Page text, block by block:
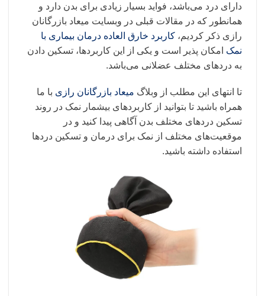
دارای درد می‌باشد، فواید بسیار زیادی برای بدن دارد و
همانطور که در مقالات قبلی در وبسایت میعاد بازرگانان
رازی ذکر کردیم، کاربرد خارق‌‌ العاده‌ درمان بیماری با
نمک امکان پذیر است و یکی از این کاربردها، تسکین دادن
به دردهای مختلف عضلانی می‌باشد.
تا انتهای این مطلب از وبلاگ میعاد بازرگانان رازی با ما
همراه باشید تا بتوانید از کاربردهای بیشمار نمک در روند
تسکین دردهای مختلف بدن آگاهی پیدا کنید و در
موقعیت‌های مختلف از نمک برای درمان و تسکین درد‌ها
استفاده داشته باشید.